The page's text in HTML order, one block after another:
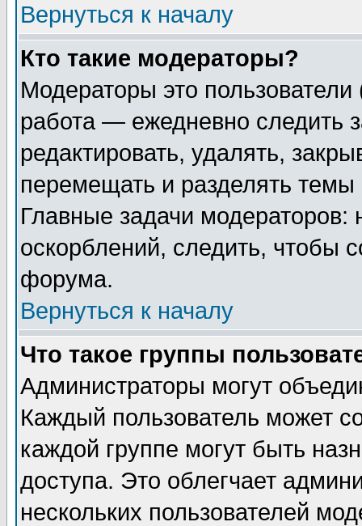
Вернуться к началу
Кто такие модераторы?
Модераторы это
работа — ежедневно следить
редактировать, удалять,
перемещать и разделять
Главные задачи
оскорблений, следить, чтобы
форума.
Вернуться к началу
Что такое группы
Администраторы могут
Каждый пользователь может
каждой группе могут быть
доступа. Это облегчает
нескольких пользователей